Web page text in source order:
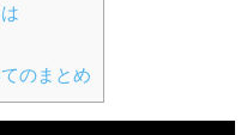
のまとめ